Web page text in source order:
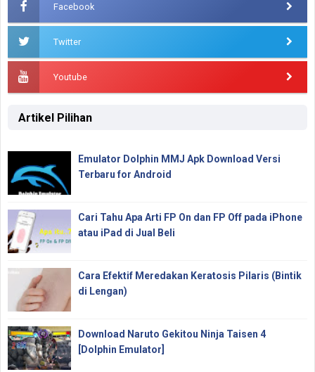
Facebook
Twitter
Youtube
Artikel Pilihan
Emulator Dolphin MMJ Apk Download Versi
Terbaru for Android
Cari Tahu Apa Arti FP On dan FP Off pada iPhone
atau iPad di Jual Beli
Cara Efektif Meredakan Keratosis Pilaris (Bintik
di Lengan)
Download Naruto Gekitou Ninja Taisen 4
[Dolphin Emulator]